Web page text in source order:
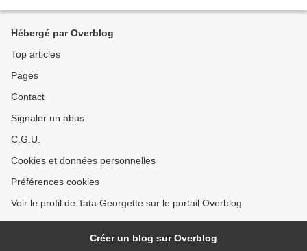
Hébergé par Overblog
Top articles
Pages
Contact
Signaler un abus
C.G.U.
Cookies et données personnelles
Préférences cookies
Voir le profil de Tata Georgette sur le portail Overblog
Créer un blog sur Overblog